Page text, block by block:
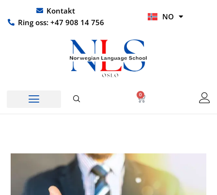
rett
Kontakt
Ring oss: +47 908 14 756
NO
HI
0
Handlekurv